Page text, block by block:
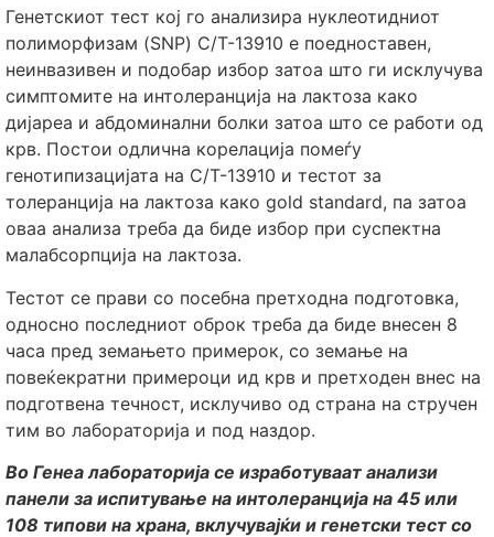
Генетскиот тест кој го анализира нуклеотидниот
полиморфизам (SNP) C/T-13910 е поедноставен,
неинвазивен и подобар избор затоа што ги исклучува
симптомите на интолеранција на лактоза како
дијареа и абдоминални болки затоа што се работи од
крв. Постои одлична корелација помеѓу
генотипизацијата на C/T-13910 и тестот за
толеранција на лактоза како gold standard, па затоа
оваа анализа треба да биде избор при суспектна
малабсорпција на лактоза.
Тестот се прави со посебна претходна подготовка,
односно последниот оброк треба да биде внесен 8
часа пред земањето примерок, со земање на
повеќекратни примероци ид крв и претходен внес на
подготвена течност, исклучиво од страна на стручен
тим во лабораторија и под наздор.
Во Генеа лабораторија се изработуваат анализи
панели за испитување на интолеранција на 45 или
108 типови на храна, вклучувајќи и генетски тест со